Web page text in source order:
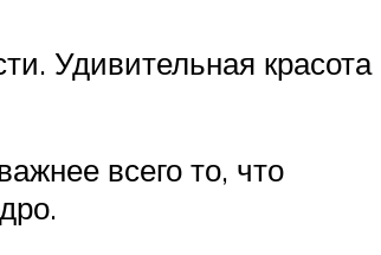
Удивительная красота
всего то, что